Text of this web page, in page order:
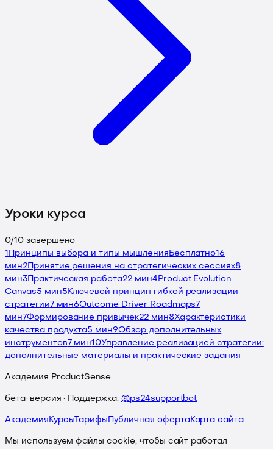
Уроки курса
0/10завершено
1
Принципы выбора и типы мышления Бесплатно16
мин2Принятие решения на стратегических сессиях8
мин3Практическая работа22 мин4 Product Evolution
Canvas5 мин5 Ключевой принцип гибкой реализации
стратегии 7 мин6Outcome Driver Roadmaps 7
мин 7Формирование привычек22 мин8Характеристики
качества продукта5 мин9Обзор дополнительных
инструментов 7 мин10Управление реализацией стратегии:
дополнительные материалы и практические задания
Академия ProductSense
бета-версия · Поддержка: @ps24supportbot
Академия Курсы Тарифы Публичная офертаКарта сайта
Мы используем файлы cookie, чтобы сайт работал